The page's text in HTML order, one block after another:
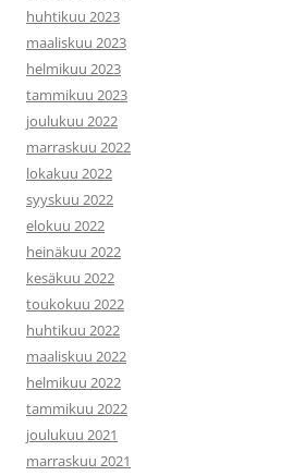
huhtikuu 2023
maaliskuu 2023
helmikuu 2023
tammikuu 2023
joulukuu 2022
marraskuu 2022
lokakuu 2022
syyskuu 2022
elokuu 2022
heinäkuu 2022
kesäkuu 2022
toukokuu 2022
huhtikuu 2022
maaliskuu 2022
helmikuu 2022
tammikuu 2022
joulukuu 2021
marraskuu 2021